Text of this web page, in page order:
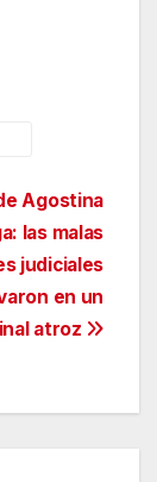
Agostina
las malas
judiciales
en un
atroz